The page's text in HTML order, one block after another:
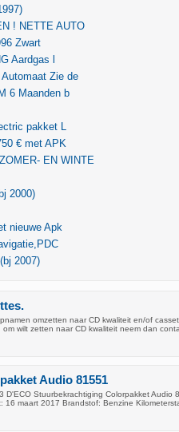
! NETTE AUTO
Zwart
Aardgas l
Zie de
6 Maanden b
pakket L
€ met APK
EN WINTE
2000)
nieuwe Apk
2007)
omzetten naar CD kwaliteit en/of
wilt zetten naar CD kwaliteit neem dan
Audio 81551
D'ECO Stuurbekrachtiging Colorpakket Audio
16 maart 2017 Brandstof: Benzine